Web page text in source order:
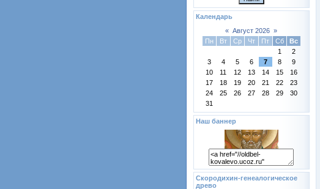
Календарь
« Август 2026 »
Пн
Вт Ср Чт Пт Сб
Вс
1
2
3
4 5 6 7 8
9
10
11 12 13 14 15
16
17
18 19 20 21 22
23
24
25 26 27 28 29
30
31
Наш баннер
Скородихин-генеалогическое
древо